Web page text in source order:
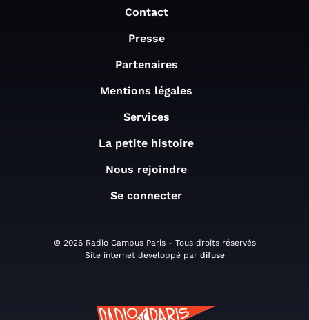
Contact
Presse
Partenaires
Mentions légales
Services
La petite histoire
Nous rejoindre
Se connecter
© 2026 Radio Campus Paris - Tous droits réservés
Site internet développé par difuse